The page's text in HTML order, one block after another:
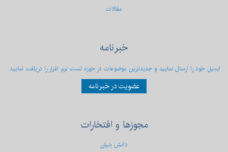
مقالات
خبرنامه
ایمیل خود را ارسال نمایید و جدیدترین موضوعات در حوزه تست نرم افزار را دریافت نمایید.
عضویت در خبرنامه
مجوزها و افتخارات
دانش بنیان